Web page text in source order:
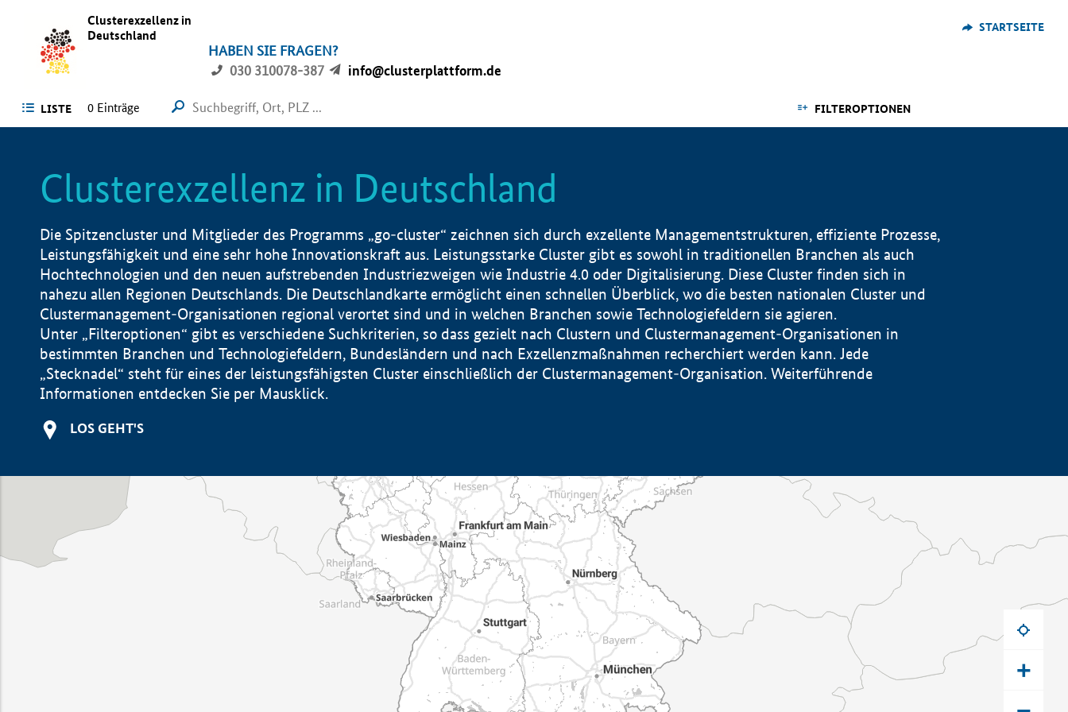
Clusterexzellenz in
Deutschland
HABEN SIE FRAGEN?
030 310078-387
info@clusterplattform.de
STARTSEITE
LISTE FILTEROPTIONEN
0 Einträge
Clusterexzellenz in Deutschland
Die Spitzencluster und Mitglieder des Programms „go-cluster“ zeichnen sich durch exzellente Managementstrukturen, effiziente Prozesse,
Leistungsfähigkeit und eine sehr hohe Innovationskraft aus. Leistungsstarke Cluster gibt es sowohl in traditionellen Branchen als auch
Hochtechnologien und den neuen aufstrebenden Industriezweigen wie Industrie 4.0 oder Digitalisierung. Diese Cluster finden sich in
nahezu allen Regionen Deutschlands. Die Deutschlandkarte ermöglicht einen schnellen Überblick, wo die besten nationalen Cluster und
Clustermanagement-Organisationen regional verortet sind und in welchen Branchen sowie Technologiefeldern sie agieren.
Unter „Filteroptionen“ gibt es verschiedene Suchkriterien, so dass gezielt nach Clustern und Clustermanagement-Organisationen in
bestimmten Branchen und Technologiefeldern, Bundesländern und nach Exzellenzmaßnahmen recherchiert werden kann. Jede
„Stecknadel“ steht für eines der leistungsfähigsten Cluster einschließlich der Clustermanagement-Organisation. Weiterführende
Informationen entdecken Sie per Mausklick.
LOS GEHT'S
+